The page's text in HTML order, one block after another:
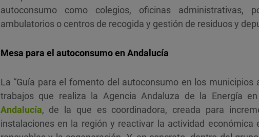
autoconsumo como colegios, oficinas administrativas,
ambulatorios o centros de recogida y gestión de residuos y
Mesa para el autoconsumo en Andalucía
La “Guía para el fomento del autoconsumo en los municipios
trabajos que realiza la Agencia Andaluza de la Energía
Andalucía, de la que es coordinadora, creada para
instalaciones en la región y reactivar la actividad